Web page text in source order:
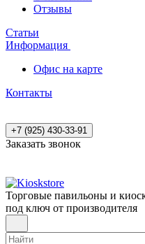
Отзывы
Статьи
Информация
Офис на карте
Контакты
+7 (925) 430-33-91
Заказать звонок
Торговые павильоны и
под ключ от производителя